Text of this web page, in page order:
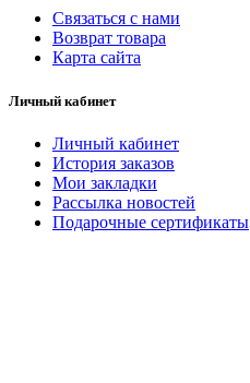
Связаться с нами
Возврат товара
Карта сайта
Личный кабинет
Личный кабинет
История заказов
Мои закладки
Рассылка новостей
Подарочные сертификаты